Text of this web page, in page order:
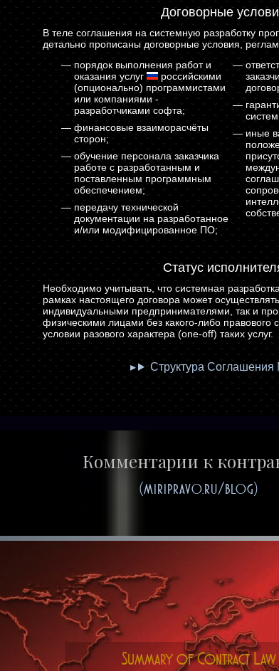
Договорные
В теле соглашения на системную разработку
детально прописаны договорные условия,
порядок выполнения работ и
оказания услуг
российскими
(опционально) программистами
или компаниями -
разработчиками софта;
финансовые взаиморасчёты
сторон;
обучение персонала заказчика
работе с разработанным и
поставленным программным
обеспечением;
передачу технической
документации на разработанное
и/или модифицированное ПО;
иные
Статус
Необходимо учитывать, что системная
рамках настоящего договора может
индивидуальными предпринимателями, так и
физическими лицами без какого-либо правового
условии разового характера (one-off) таких услуг.
Структура
Комментарии к
(miripravo.ru/blog)
Summary of Contract Law
Original Equipment